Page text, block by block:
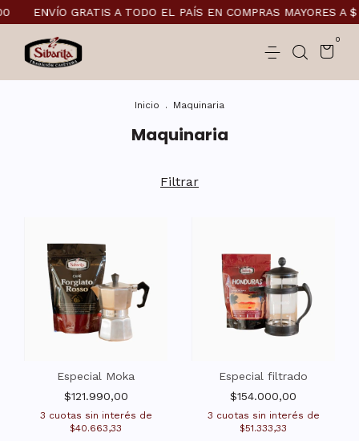
ENVÍO GRATIS A TODO EL PAÍS EN COMPRAS MAYORES A
0
Inicio . Maquinaria
Maquinaria
Filtrar
Especial Moka
$121.990,00
3 cuotas sin interés de
$40.663,33
Especial filtrado
$154.000,00
3 cuotas sin interés de
$51.333,33